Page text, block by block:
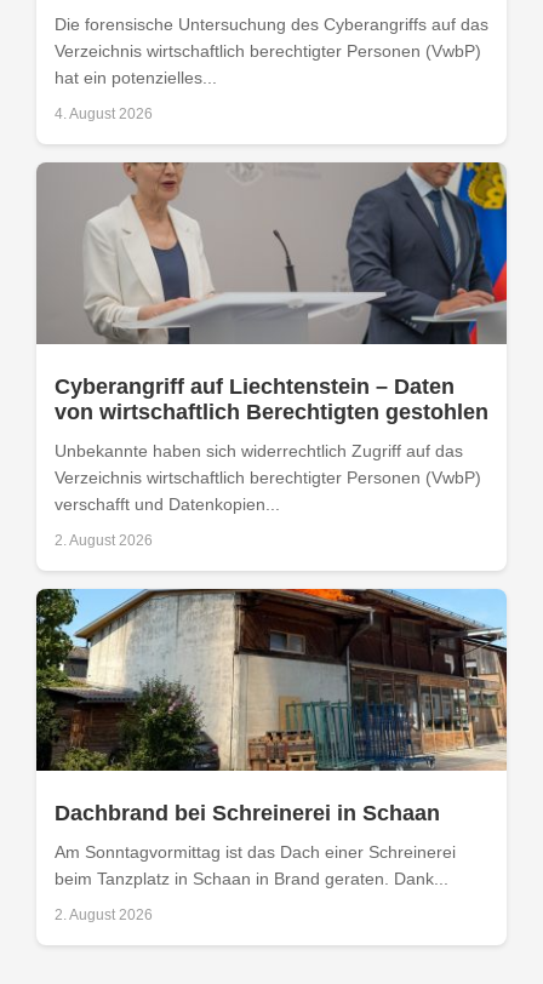
Die forensische Untersuchung des Cyberangriffs auf das
Verzeichnis wirtschaftlich berechtigter Personen (VwbP)
hat ein potenzielles...
4. August 2026
Cyberangriff auf Liechtenstein – Daten
von wirtschaftlich Berechtigten gestohlen
Unbekannte haben sich widerrechtlich Zugriff auf das
Verzeichnis wirtschaftlich berechtigter Personen (VwbP)
verschafft und Datenkopien...
2. August 2026
Dachbrand bei Schreinerei in Schaan
Am Sonntagvormittag ist das Dach einer Schreinerei
beim Tanzplatz in Schaan in Brand geraten. Dank...
2. August 2026